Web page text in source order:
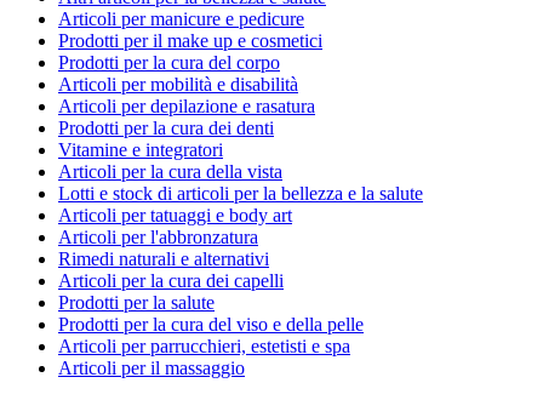
Articoli per manicure e pedicure
Prodotti per il make up e cosmetici
Prodotti per la cura del corpo
Articoli per mobilità e disabilità
Articoli per depilazione e rasatura
Prodotti per la cura dei denti
Vitamine e integratori
Articoli per la cura della vista
Lotti e stock di articoli per la bellezza e la salute
Articoli per tatuaggi e body art
Articoli per l'abbronzatura
Rimedi naturali e alternativi
Articoli per la cura dei capelli
Prodotti per la salute
Prodotti per la cura del viso e della pelle
Articoli per parrucchieri, estetisti e spa
Articoli per il massaggio